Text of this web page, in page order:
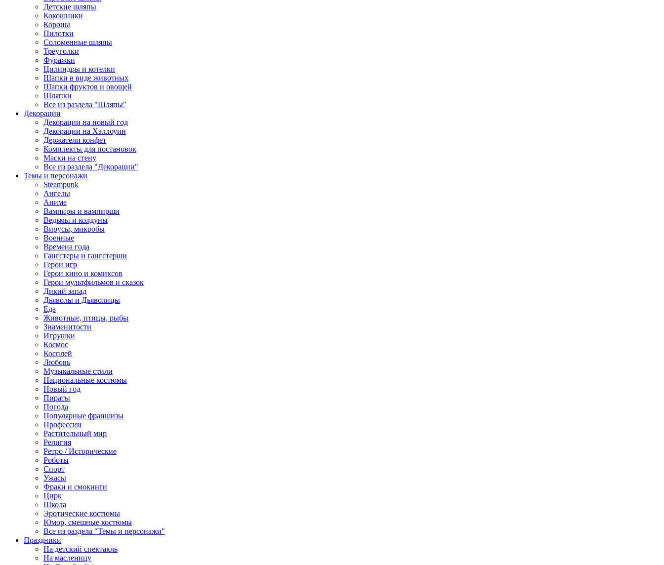
Детские шляпы
Кокошники
Короны
Пилотки
Соломенные шляпы
Треуголки
Фуражки
Цилиндры и котелки
Шапки в виде животных
Шапки фруктов и овощей
Шляпки
Все из раздела "Шляпы"
Декорации
Декорации на новый год
Декорации на Хэллоуин
Держатели конфет
Комплекты для постановок
Маски на стену
Все из раздела "Декорации"
Темы и персонажи
Steampunk
Ангелы
Аниме
Вампиры и вампирши
Ведьмы и колдуны
Вирусы, микробы
Военные
Времена года
Гангстеры и гангстерши
Герои игр
Герои кино и комиксов
Герои мультфильмов и сказок
Дикий запад
Дьяволы и Дьяволицы
Еда
Животные, птицы, рыбы
Знаменитости
Игрушки
Космос
Косплей
Любовь
Музыкальные стили
Национальные костюмы
Новый год
Пираты
Погода
Популярные франшизы
Профессии
Растительный мир
Религия
Ретро / Исторические
Роботы
Спорт
Ужасы
Фраки и смокинги
Цирк
Школа
Эротические костюмы
Юмор, смешные костюмы
Все из раздела "Темы и персонажи"
Праздники
На детский спектакль
На масленицу